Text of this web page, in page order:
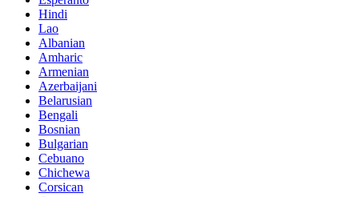
Hindi
Lao
Albanian
Amharic
Armenian
Azerbaijani
Belarusian
Bengali
Bosnian
Bulgarian
Cebuano
Chichewa
Corsican